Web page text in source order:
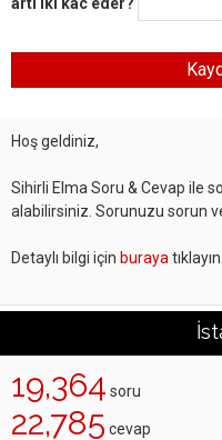
Hoş geldiniz,
Sihirli Elma Soru & Cevap ile
alabilirsiniz. Sorunuzu sorun
Detaylı bilgi için buraya tıklayın.
19,364 soru
22,785 cevap